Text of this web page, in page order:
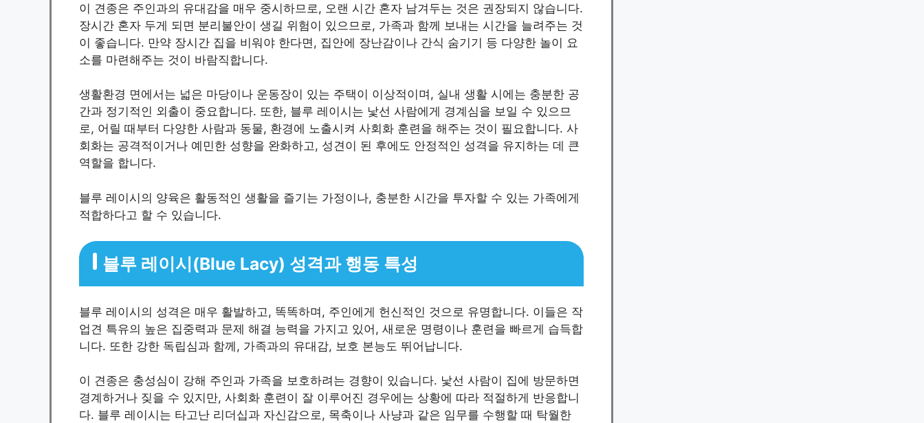
이 견종은 주인과의 유대감을 매우 중시하므로, 오랜 시간 혼자 남겨두는 것은 권장되지 않습니다.
장시간 혼자 두게 되면 분리불안이 생길 위험이 있으므로, 가족과 함께 보내는 시간을 늘려주는 것
이 좋습니다. 만약 장시간 집을 비워야 한다면, 집안에 장난감이나 간식 숨기기 등 다양한 놀이 요
소를 마련해주는 것이 바람직합니다.
생활환경 면에서는 넓은 마당이나 운동장이 있는 주택이 이상적이며, 실내 생활 시에는 충분한 공
간과 정기적인 외출이 중요합니다. 또한, 블루 레이시는 낯선 사람에게 경계심을 보일 수 있으므
로, 어릴 때부터 다양한 사람과 동물, 환경에 노출시켜 사회화 훈련을 해주는 것이 필요합니다. 사
회화는 공격적이거나 예민한 성향을 완화하고, 성견이 된 후에도 안정적인 성격을 유지하는 데 큰
역할을 합니다.
블루 레이시의 양육은 활동적인 생활을 즐기는 가정이나, 충분한 시간을 투자할 수 있는 가족에게
적합하다고 할 수 있습니다.
블루 레이시(Blue Lacy) 성격과 행동 특성
블루 레이시의 성격은 매우 활발하고, 똑똑하며, 주인에게 헌신적인 것으로 유명합니다. 이들은 작
업견 특유의 높은 집중력과 문제 해결 능력을 가지고 있어, 새로운 명령이나 훈련을 빠르게 습득합
니다. 또한 강한 독립심과 함께, 가족과의 유대감, 보호 본능도 뛰어납니다.
이 견종은 충성심이 강해 주인과 가족을 보호하려는 경향이 있습니다. 낯선 사람이 집에 방문하면
경계하거나 짖을 수 있지만, 사회화 훈련이 잘 이루어진 경우에는 상황에 따라 적절하게 반응합니
다. 블루 레이시는 타고난 리더십과 자신감으로, 목축이나 사냥과 같은 임무를 수행할 때 탁월한